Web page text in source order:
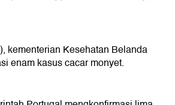
kementerian Kesehatan Belanda
enam kasus cacar monyet.